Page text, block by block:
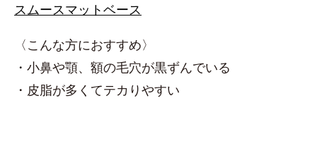
スムースマットベース
〈こんな方におすすめ〉
・小鼻や顎、額の毛穴が黒ずんでいる
・皮脂が多くてテカりやすい